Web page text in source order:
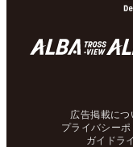
広告掲載につ
プライバシーポ
ガイドラ